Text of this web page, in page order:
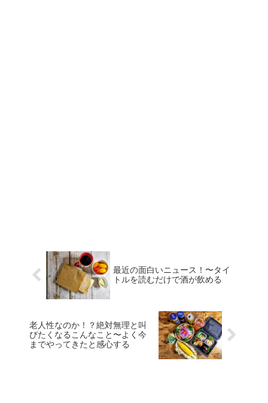
最近の面白いニュース！〜タイ
トルを読むだけで酒が飲める
老人性なのか！？絶対無理と叫
びたくなるこんなこと〜よく今
までやってきたと感心する